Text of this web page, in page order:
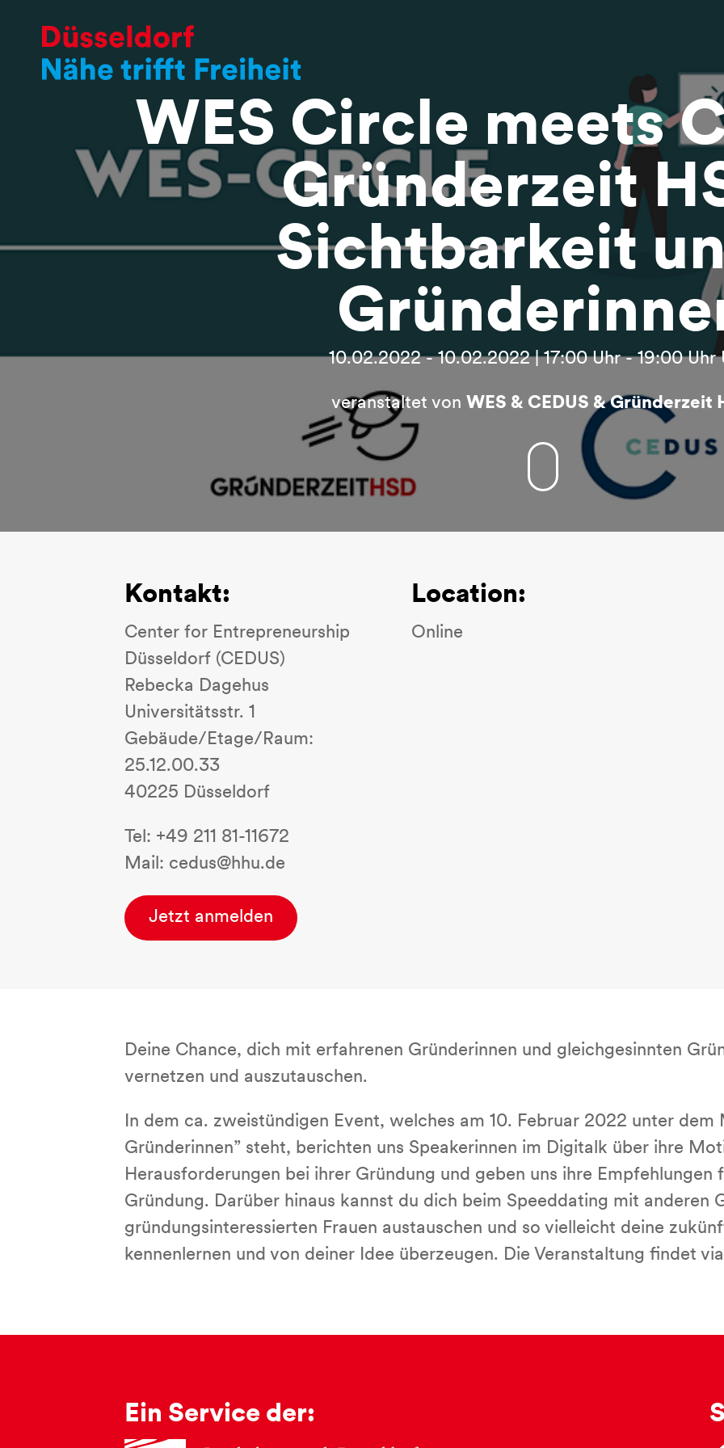
WES Circle meets
Gründerzeit
Sichtbarkeit
10.02.2022 - 10.02.2022 | 17:00 Uhr - 19:00 Uhr
veranstaltet von WES & CEDUS & Gründerzeit
Kontakt:
Center for Entrepreneurship
Düsseldorf (CEDUS)
Rebecka Dagehus
Universitätsstr. 1
Gebäude/Etage/Raum:
25.12.00.33
40225 Düsseldorf
Tel: +49 211 81-11672
Mail: cedus@hhu.de
Location:
Online
Jetzt anmelden
Deine Chance, dich mit erfahrenen Gründerinnen und gleichgesinnten
vernetzen und auszutauschen.
In dem ca. zweistündigen Event, welches am 10. Februar 2022 unter
Gründerinnen” steht, berichten uns Speakerinnen im Digitalk über ihre
Herausforderungen bei ihrer Gründung und geben uns ihre Empfehlungen
Gründung. Darüber hinaus kannst du dich beim Speeddating mit anderen
gründungsinteressierten Frauen austauschen und so vielleicht deine
kennenlernen und von deiner Idee überzeugen. Die Veranstaltung findet
Ein Service der: